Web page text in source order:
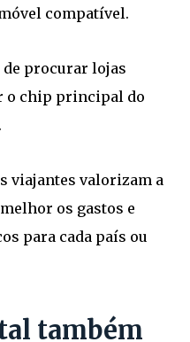
compatível.
procurar lojas
o chip principal do
viajantes valorizam a
os gastos e
para cada país ou
também